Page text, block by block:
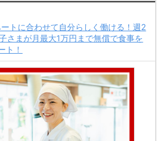
トに合わせて自分らしく働ける！週2
さまが月最大1万円まで無償で食事を
ト！